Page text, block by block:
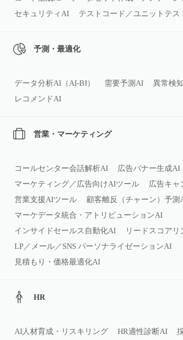
セキュリティAI
テストコード／ユニットテス
予測・最適化
データ分析AI（AI‑BI） 需要予測AI
異常検
レコメンドAI
営業・マーケティング
コールセンター会話解析AI 広告バナー生成AI
マーケティング／広告向けAIツール
広告キャ
営業支援AIツール
顧客離反（チャーン）予測
マーケデータ統合・アトリビューションAI
インサイドセールス自動化AI
リードスコア
LP／メール／SNS パーソナライゼーションAI
見積もり・価格最適化AI
HR
AI人材育成・リスキリング HR適性診断AI